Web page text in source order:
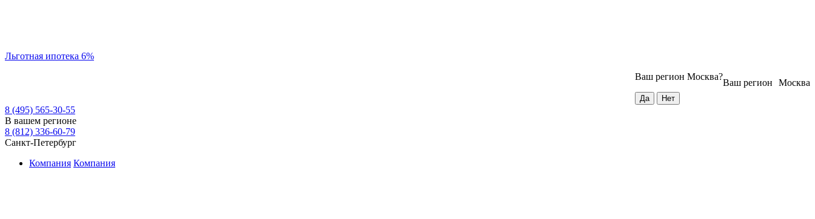
Льготная ипотека 6%
Москва
Ваш регион
Ваш регион Москва?
8 (495) 565-30-55
В вашем регионе
8 (812) 336-60-79
Санкт-Петербург
Компания Компания